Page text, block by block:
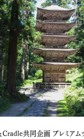
共同企画 プレミア